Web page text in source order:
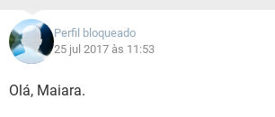
Perfil bloqueado
25 jul 2017 às 11:53
Olá, Maiara.